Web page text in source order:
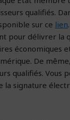
qualifiés.
sur ce lien
pour délivrer la
économiques
De
qualifiés. Vous
la signature